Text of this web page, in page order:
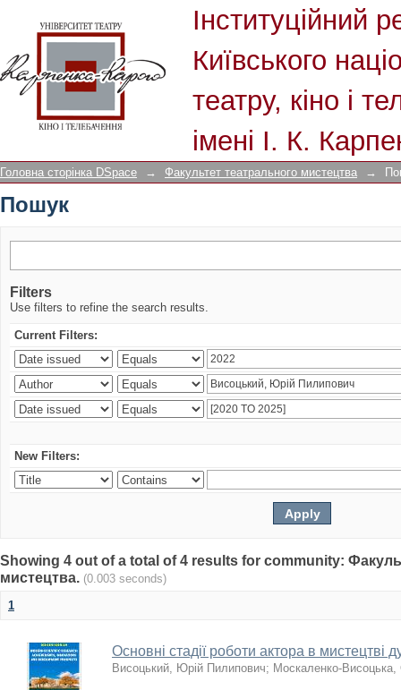
Інституційний
Київського
театру, кіно і
імені І. К.
Головна сторінка DSpace → Факультет театрального мистецтва →
Пошук
Filters
Use filters to refine the search results.
Current Filters:
New Filters:
Showing 4 out of a total of 4 results for community:
мистецтва. (0.003 seconds)
1
Основні стадії роботи актора в мистецтві
Висоцький, Юрій Пилипович; Москаленко-